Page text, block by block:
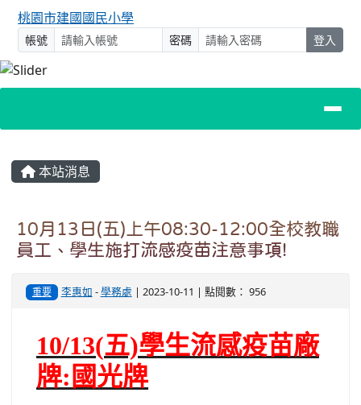
桃園市建國國民小學
帳號 密碼 登入
主內容區域
本站消息
10月13日(五)上午08:30-12:00全校教職
員工、學生施打流感疫苗注意事項!
重要 李惠如 -學務處 | 2023-10-11 | 點閱數： 956
10/13(五)學生流感疫苗廠
牌:國光牌